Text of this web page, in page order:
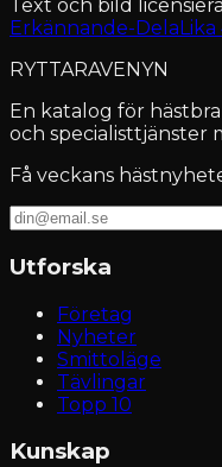
Text och bild
Erkännande-DelaLika
RYTTARAVENYN
En katalog för
och specialisttjänster
Få veckans
Utforska
Företag
Nyheter
Smittoläge
Tävlingar
Topp 10
Kunskap